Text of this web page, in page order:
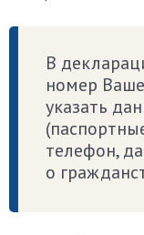
В
номер
указать
телефон,
о